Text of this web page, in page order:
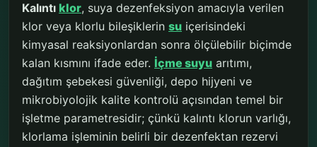
Kalıntı klor, suya dezenfeksiyon amacıyla verilen
klor veya klorlu bileşiklerin su içerisindeki
kimyasal reaksiyonlardan sonra ölçülebilir biçimde
kalan kısmını ifade eder. İçme suyu arıtımı,
dağıtım şebekesi güvenliği, depo hijyeni ve
mikrobiyolojik kalite kontrolü açısından temel bir
işletme parametresidir; çünkü kalıntı klorun varlığı,
klorlama işleminin belirli bir dezenfektan rezervi